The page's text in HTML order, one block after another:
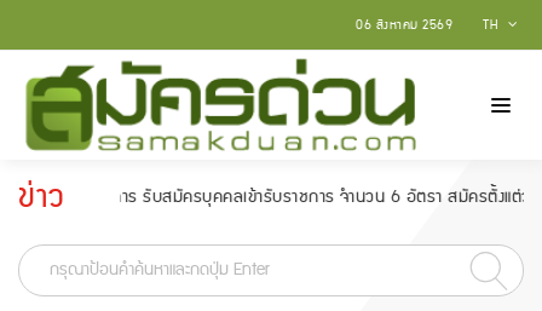
TH
06 สิงหาคม 2569
ข่าว
ประกาศ
คนพิการ รับสมัครบุคคลเข้ารับราชการ จำนวน 6 อัตรา สมัครตั้งแต่วันที่ 18